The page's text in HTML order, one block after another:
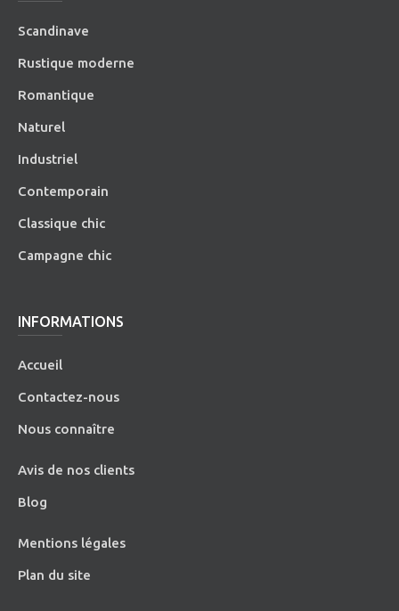
Scandinave
Rustique moderne
Romantique
Naturel
Industriel
Contemporain
Classique chic
Campagne chic
INFORMATIONS
Accueil
Contactez-nous
Nous connaître
Avis de nos clients
Blog
Mentions légales
Plan du site